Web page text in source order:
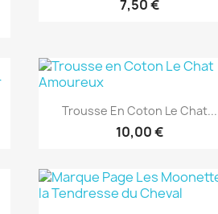
7,50 €
Aperçu rapide
Trousse En Coton Le Chat...
10,00 €